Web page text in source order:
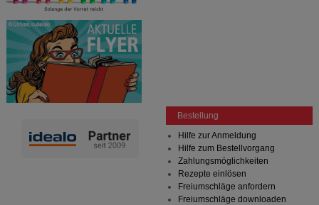
Bestellung
Hilfe zur Anmeldung
Hilfe zum Bestellvorgang
Zahlungsmöglichkeiten
Rezepte einlösen
Freiumschläge anfordern
Freiumschläge downloaden